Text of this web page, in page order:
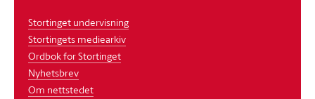
Stortinget undervisning
Stortingets mediearkiv
Ordbok for Stortinget
Nyhetsbrev
Om nettstedet